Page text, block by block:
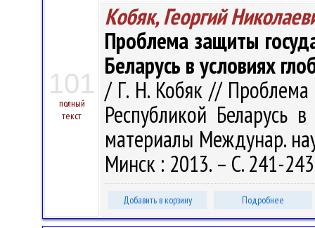
101
полный
текст
Кобяк, Георгий
Проблема защиты
Беларусь в условиях
/ Г. Н. Кобяк // Проблема
Республикой Беларусь
материалы Междунар.
Минск : 2013. – С. 241-
Добавить в корзину Подробнее